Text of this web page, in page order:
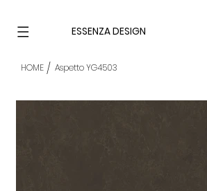
ESSENZA DESIGN
HOME / Aspetto YG4503